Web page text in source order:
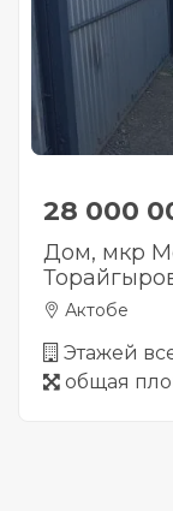
28 000
Дом, мкр
Актобе
Этажей
общая